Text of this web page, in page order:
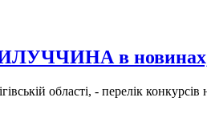
в новинах,
області, - перелік